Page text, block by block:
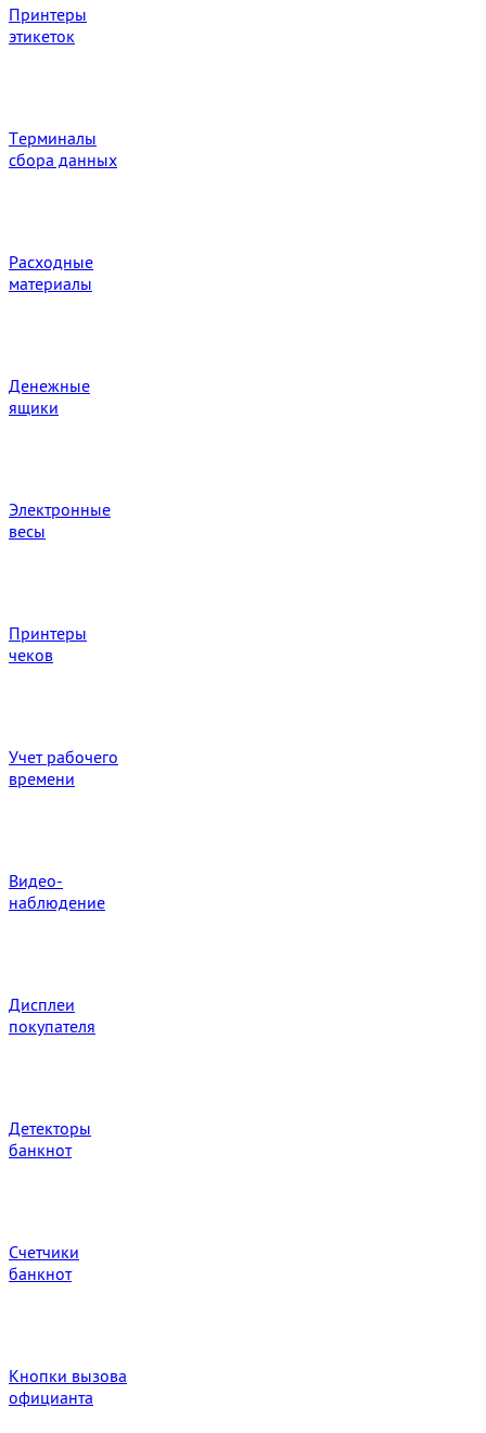
Принтеры
этикеток
Терминалы
сбора данных
Расходные
материалы
Денежные
ящики
Электронные
весы
Принтеры
чеков
Учет рабочего
времени
Видео‑
наблюдение
Дисплеи
покупателя
Детекторы
банкнот
Счетчики
банкнот
Кнопки вызова
официанта